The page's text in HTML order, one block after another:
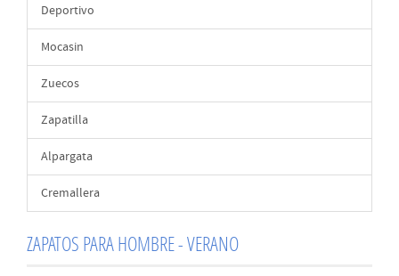
Deportivo
Mocasin
Zuecos
Zapatilla
Alpargata
Cremallera
ZAPATOS PARA HOMBRE - VERANO